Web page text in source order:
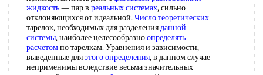
жидкость— пар в реальных системах, сильно
отклоняющихся от идеальной. Число теоретических
тарелок, необходимых для разделенияданной
системы, наиболее целесообразноопределять
расчетомпо тарелкам. Уравнения и зависимости,
выведенные дляэтого определения, в данном случае
неприменимы вследствие весьма значительных